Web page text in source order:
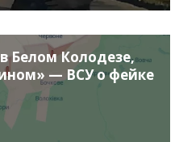
Белом Колодезе,
— ВСУ о фейке